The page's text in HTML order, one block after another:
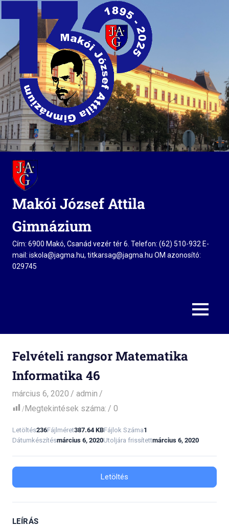
Skip
content
Makói József Attila
Gimnázium
Cím: 6900 Makó, Csanád vezér tér 6. Telefon: (62) 510-932 E-
mail: iskola@jagma.hu, titkarsag@jagma.hu OM azonosító:
029745
MENU
Felvételi rangsor Matematika
Informatika 46
március 6, 2020
admin
Megtekintések száma:
0
Letöltés236Fájlméret387.64 KBFájlok Száma1
Dátumkészítésmárcius 6, 2020Utoljára frissítettmárcius 6, 2020
Letöltés
LEÍRÁS